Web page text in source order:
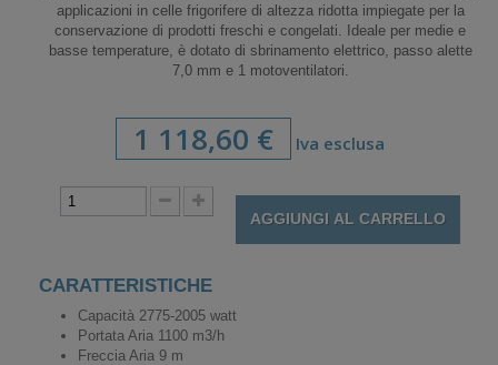
applicazioni in celle frigorifere di altezza ridotta impiegate per la
conservazione di prodotti freschi e congelati. Ideale per medie e
basse temperature, è dotato di sbrinamento elettrico, passo alette
7,0 mm e 1 motoventilatori.
1 118,60 € Iva esclusa
AGGIUNGI AL CARRELLO
CARATTERISTICHE
Capacità 2775-2005 watt
Portata Aria 1100 m3/h
Freccia Aria 9 m